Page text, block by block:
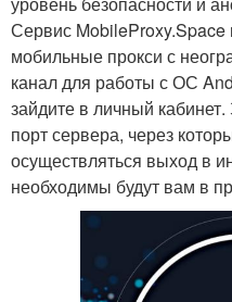
Сервис MobileProxy.Space
мобильные прокси с
канал для работы с ОС
зайдите в личный
порт сервера, через
осуществляться выход в
необходимы будут вам в